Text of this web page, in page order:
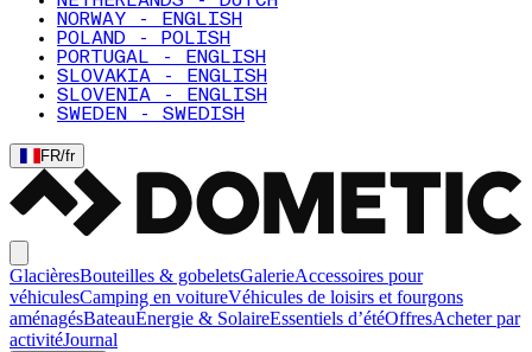
NORWAY - ENGLISH
POLAND - POLISH
PORTUGAL - ENGLISH
SLOVAKIA - ENGLISH
SLOVENIA - ENGLISH
SWEDEN - SWEDISH
FR/fr
GlacièresBouteilles & gobeletsGalerieAccessoires pour
véhiculesCamping en voitureVéhicules de loisirs et fourgons
aménagésBateauÉnergie & SolaireEssentiels d’étéOffresAcheter par
activitéJournal